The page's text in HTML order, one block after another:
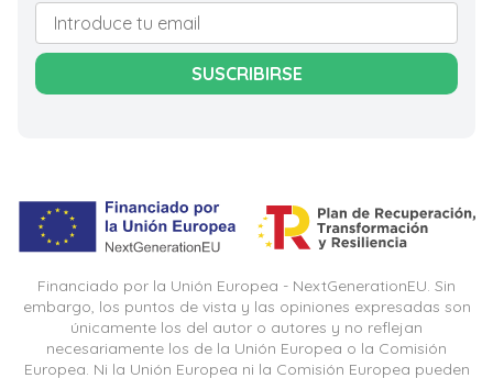
SUSCRIBIRSE
Financiado por la Unión Europea - NextGenerationEU. Sin
embargo, los puntos de vista y las opiniones expresadas son
únicamente los del autor o autores y no reflejan
necesariamente los de la Unión Europea o la Comisión
Europea. Ni la Unión Europea ni la Comisión Europea pueden